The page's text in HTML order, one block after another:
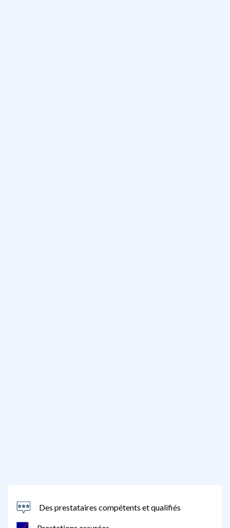
Des prestataires compétents et qualifiés